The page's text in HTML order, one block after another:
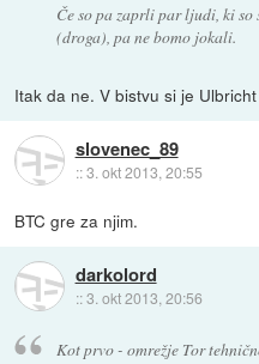
Če so pa zaprli par ljudi, ki
(droga), pa ne bomo jokali.
Itak da ne. V bistvu si je
slovenec_89
::3. okt 2013, 20:55
BTC gre za njim.
darkolord
::3. okt 2013, 20:56
Kot prvo - omrežje Tor